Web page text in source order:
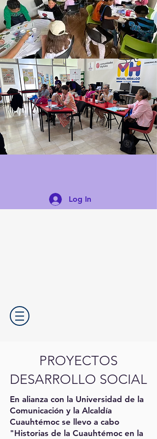
Log In
PROYECTOS
DESARROLLO SOCIAL
En alianza con la Universidad de la
Comunicación y la Alcaldía
Cuauhtémoc se llevo a cabo
"Historias de la Cuauhtémoc en la